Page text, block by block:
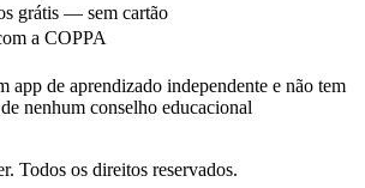
grátis — sem cartão
a COPPA
de aprendizado independente e não tem
nenhum conselho educacional
Todos os direitos reservados.